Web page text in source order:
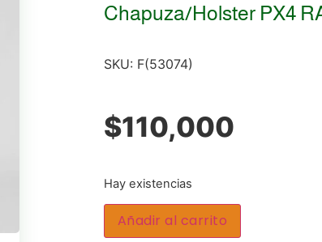
Chapuza/Holster PX4
SKU: F(53074)
$110,000
Hay existencias
Añadir al carrito